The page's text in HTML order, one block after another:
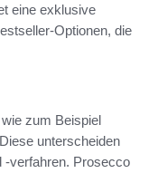
eine exklusive
Optionen, die
zum Beispiel
unterscheiden
-verfahren. Prosecco